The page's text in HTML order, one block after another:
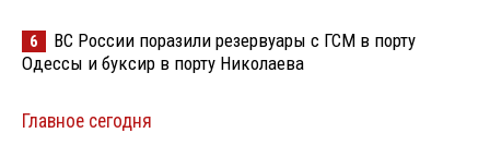
6
ВС России поразили резервуары с ГСМ в порту
Одессы и буксир в порту Николаева
Главное сегодня